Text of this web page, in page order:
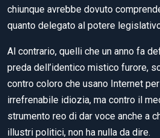
chiunque avrebbe dovuto
quanto delegato al potere
Al contrario, quelli che un anno fa
preda dell’identico mistico furore,
contro coloro che usano Internet
irrefrenabile idiozia, ma contro il
strumento reo di dar voce anche a
illustri politici, non ha nulla da dire.